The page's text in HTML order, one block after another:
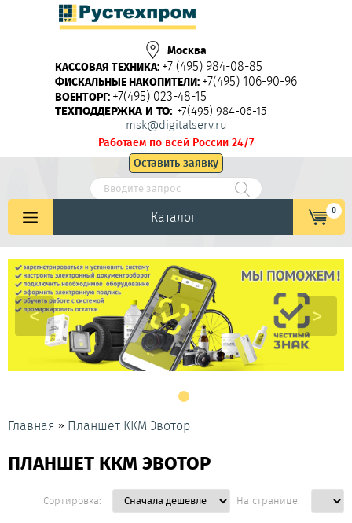
Москва
КАССОВАЯ ТЕХНИКА: +7 (495) 984-08-85
ФИСКАЛЬНЫЕ НАКОПИТЕЛИ: +7(495) 106-90-96
ВОЕНТОРГ: +7(495) 023-48-15
ТЕХПОДДЕРЖКА И ТО: +7(495) 984-06-15
msk@digitalserv.ru
Работаем по всей России 24/7
Оставить заявку
Каталог 0
< >
Главная » Планшет ККМ Эвотор
ПЛАНШЕТ ККМ ЭВОТОР
Сортировка: На странице: